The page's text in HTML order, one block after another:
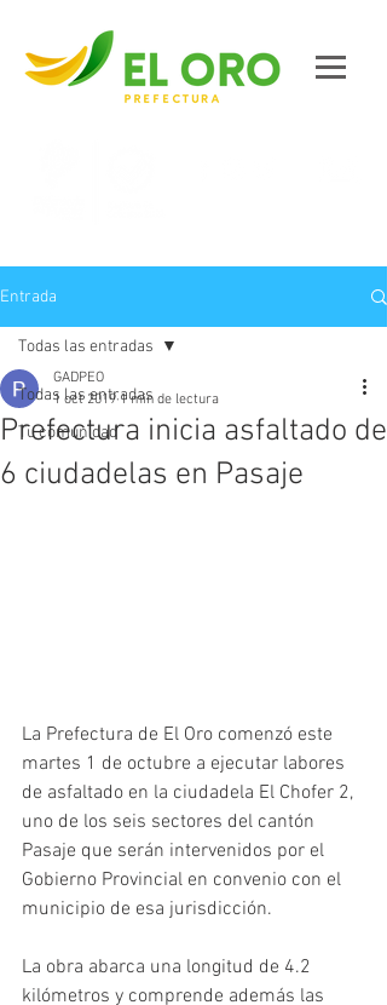
Entrada
Todas las entradas
Tu comunidad
Todas las entradas
Prefectura inicia asfaltado de
6 ciudadelas en Pasaje
GADPEO
1 oct 2019 1 min de lectura
La Prefectura de El Oro comenzó este
martes 1 de octubre a ejecutar labores
de asfaltado en la ciudadela El Chofer 2,
uno de los seis sectores del cantón
Pasaje que serán intervenidos por el
Gobierno Provincial en convenio con el
municipio de esa jurisdicción.
La obra abarca una longitud de 4.2
kilómetros y comprende además las